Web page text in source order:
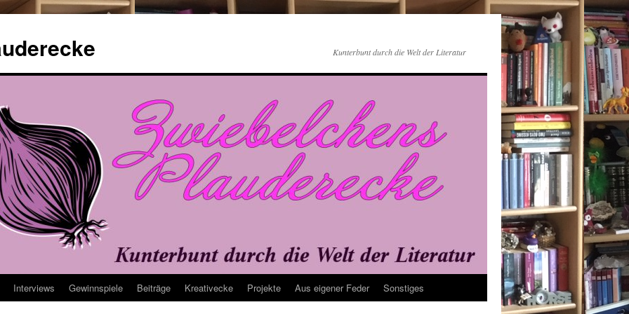
Kunterbunt durch die Welt der Literatur
Interviews Gewinnspiele Beiträge Kreativecke Projekte Aus eigener Feder Sonstiges